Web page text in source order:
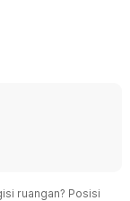
ruangan? Posisi